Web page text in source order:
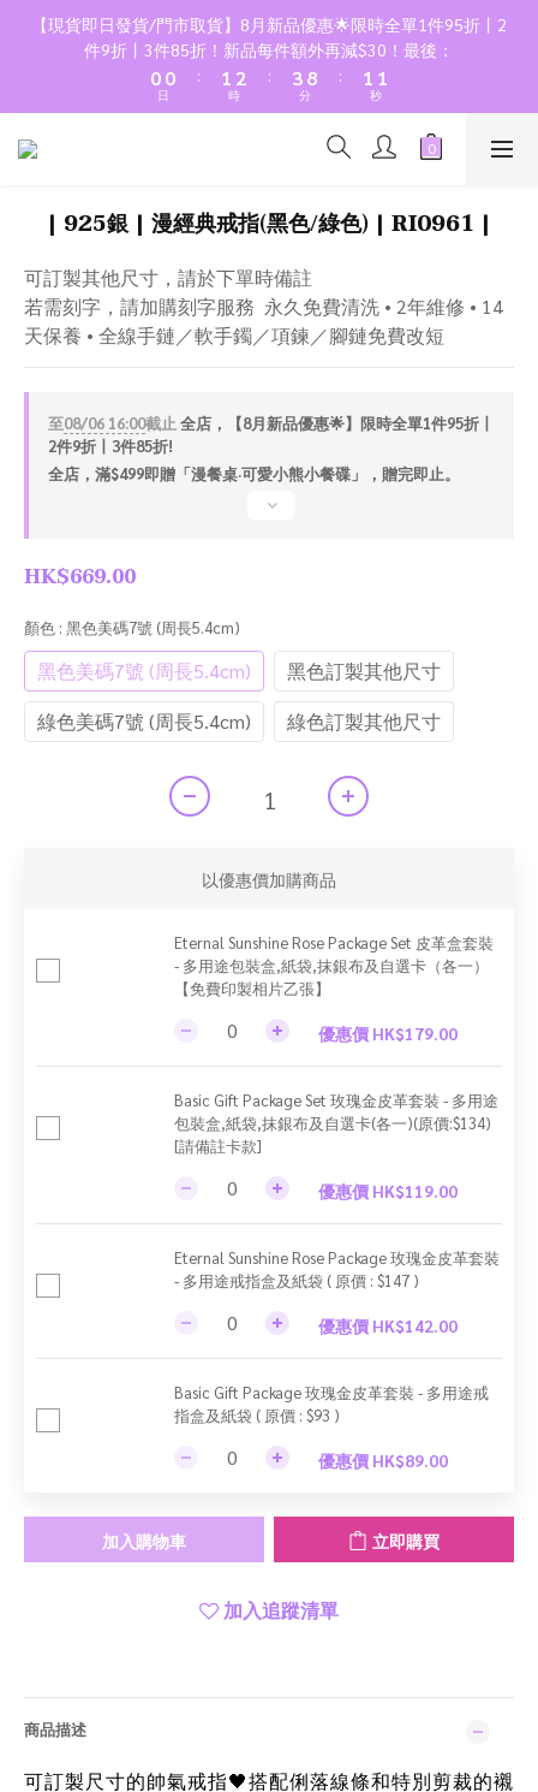
【現貨即日發貨/門市取貨】8月新品優惠🌟限時全單1件95折丨2
件9折丨3件85折！新品每件額外再減$30！最後：
2
1
0
2
1
0
日
:
3
2
1
0
4
3
2
1
時
:
5
4
3
2
9
8
7
3
1
0
分
:
3
2
1
0
3
2
1
0
秒
| 925銀 | 漫經典戒指(黑色/綠色) | RI0961 |
可訂製其他尺寸，請於下單時備註
若需刻字，請加購刻字服務  永久免費清洗 • 2年維修 • 14
天保養 • 全線手鏈／軟手鐲／項鍊／腳鏈免費改短
至08/06 16:00截止 全店，【8月新品優惠🌟】限時全單1件95折丨
2件9折丨3件85折!
全店，滿$499即贈「漫餐桌·可愛小熊小餐碟」，贈完即止。
HK$669.00
顏色 : 黑色美碼7號 (周長5.4cm)
黑色美碼7號 (周長5.4cm)
黑色訂製其他尺寸
綠色美碼7號 (周長5.4cm)
綠色訂製其他尺寸
以優惠價加購商品
Eternal Sunshine Rose Package Set 皮革盒套裝
- 多用途包裝盒,紙袋,抹銀布及自選卡（各一）
【免費印製相片乙張】
優惠價 HK$179.00
Basic Gift Package Set 玫瑰金皮革套裝 - 多用途
包裝盒,紙袋,抹銀布及自選卡(各一)(原價:$134)
[請備註卡款]
優惠價 HK$119.00
Eternal Sunshine Rose Package 玫瑰金皮革套裝
- 多用途戒指盒及紙袋 ( 原價 : $147 )
優惠價 HK$142.00
Basic Gift Package 玫瑰金皮革套裝 - 多用途戒
指盒及紙袋 ( 原價 : $93 )
優惠價 HK$89.00
加入購物車 立即購買
加入追蹤清單
商品描述
可訂製尺寸的帥氣戒指🖤搭配俐落線條和特別剪裁的襯